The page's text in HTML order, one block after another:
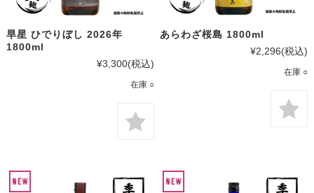
旱星 ひでりぼし 2026年
1800ml
¥3,300(税込)
在庫 ○
あらわざ桜島 1800ml
¥2,296(税込)
在庫 ○